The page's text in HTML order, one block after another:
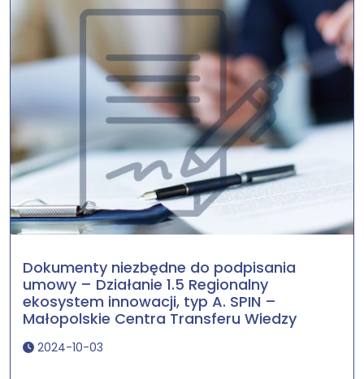
Dokumenty niezbędne do podpisania
umowy – Działanie 1.5 Regionalny
ekosystem innowacji, typ A. SPIN –
Małopolskie Centra Transferu Wiedzy
2024-10-03